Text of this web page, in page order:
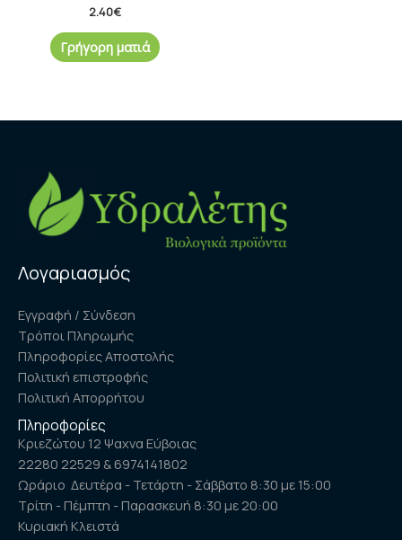
2.40€
Γρήγορη ματιά
Λογαριασμός
Εγγραφή / Σύνδεση
Τρόποι Πληρωμής
Πληροφορίες Αποστολής
Πολιτική επιστροφής
Πολιτική Απορρήτου
Πληροφορίες
Κριεζώτου 12 Ψαχνα Εύβοιας
22280 22529 & 6974141802
Ωράριο Δευτέρα - Τετάρτη - Σάββατο 8:30 με 15:00
Τρίτη - Πέμπτη - Παρασκευή 8:30 με 20:00
Κυριακή Κλειστά